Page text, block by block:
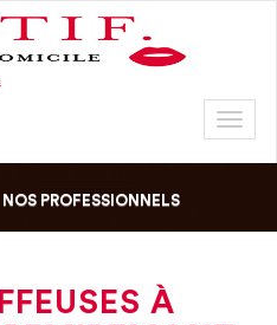
NOS PROFESSIONNELS
À